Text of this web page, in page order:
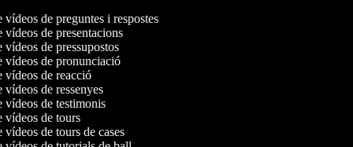
vídeos de preguntes i respostes
vídeos de presentacions
vídeos de pressupostos
vídeos de pronunciació
vídeos de reacció
vídeos de ressenyes
vídeos de testimonis
vídeos de tours
vídeos de tours de cases